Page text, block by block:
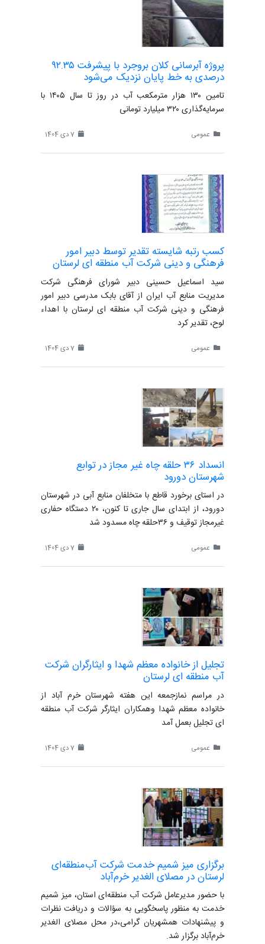
پروژه آبرسانی کلان بروجرد با پیشرفت ۹۲.۳۵
درصدی به خط پایان نزدیک می‌شود
تامین ۱۳۰ هزار مترمکعب آب در روز تا سال ۱۴۰۵ با
سرمایه‌گذاری ۳۲۰ میلیارد تومانی
عمومی
کسب رتبه شایسته تقدیر توسط دبیر امور
فرهنگی و دینی شرکت آب منطقه ای لرستان
سید اسماعیل حسینی دبیر شورای فرهنگی شرکت
مدیریت منابع آب ایران از آقای بابک مدرسی دبیر امور
فرهنگی و دینی شرکت آب منطقه ای لرستان با اهداء
لوح، تقدیر کرد
عمومی
انسداد ۳۶ حلقه چاه غیر مجاز در توابع
شهرستان دورود
در استای برخورد قاطع با متخلفان منابع آبی در شهرستان
دورود، از ابتدای سال جاری تا کنون، ۲۰ دستگاه حفاری
غیرمجاز توقیف و ۳۶حلقه چاه مسدود شد
عمومی
تجلیل از خانواده معظم شهدا و ایثارگران شرکت
آب منطقه ای لرستان
در مراسم نمازجمعه این هفته شهرستان خرم آباد از
خانواده معظم شهدا و‌همکاران ایثارگر شرکت آب منطقه
ای تجلیل بعمل آمد
عمومی
برگزاری میز شمیم خدمت شرکت آب‌منطقه‌ای
لرستان در مصلای الغدیر خرم‌آباد
با حضور مدیرعامل شرکت آب منطقه‌ای استان، میز شمیم
خدمت به منظور پاسخگویی به سؤالات و دریافت نظرات
و پیشنهادات همشهریان گرامی،در محل مصلای الغدیر
خرم‌آباد برگزار شد.